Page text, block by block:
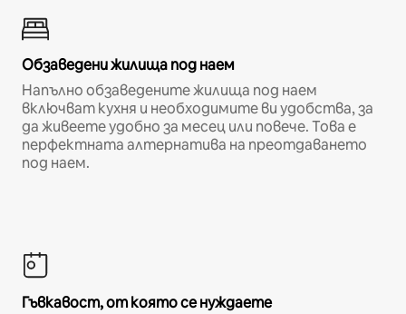
Обзаведени жилища под наем
Напълно обзаведените жилища под наем
включват кухня и необходимите ви удобства, за
да живеете удобно за месец или повече. Това е
перфектната алтернатива на преотдаването
под наем.
Гъвкавост, от която се нуждаете